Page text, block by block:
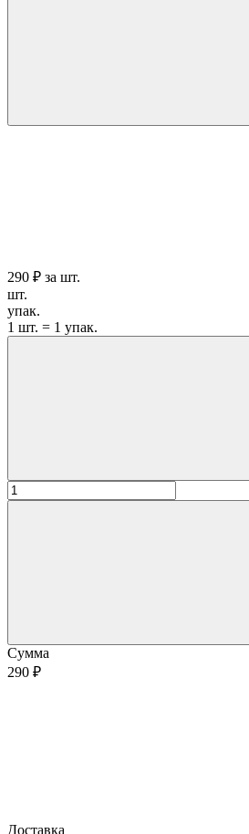
290 ₽ за шт.
шт.
упак.
1 шт. = 1 упак.
Сумма
290 ₽
Доставка